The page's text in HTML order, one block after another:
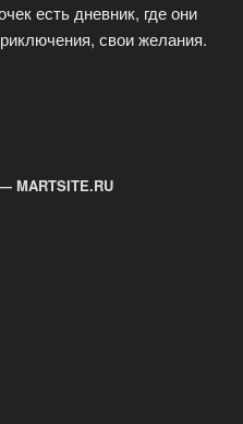
есть дневник, где они
свои желания.